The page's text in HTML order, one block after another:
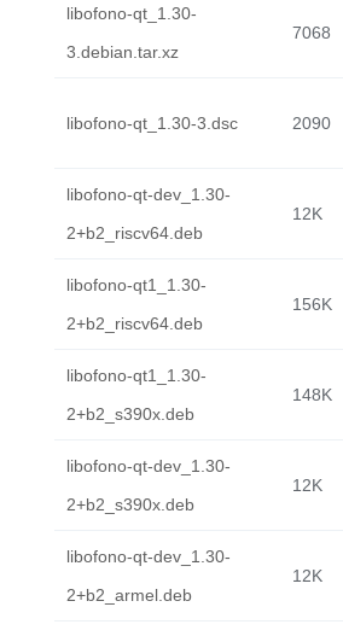
libofono-qt_1.30-
3.debian.tar.xz
7068
libofono-qt_1.30-3.dsc 2090
libofono-qt-dev_1.30-
2+b2_riscv64.deb
12K
libofono-qt1_1.30-
2+b2_riscv64.deb
156K
libofono-qt1_1.30-
2+b2_s390x.deb
148K
libofono-qt-dev_1.30-
2+b2_s390x.deb
12K
libofono-qt-dev_1.30-
2+b2_armel.deb
12K